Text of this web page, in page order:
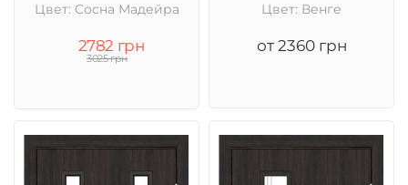
Цвет: Cосна Мадейра
2782 грн
3025 грн
Цвет: Венге
от 2360 грн